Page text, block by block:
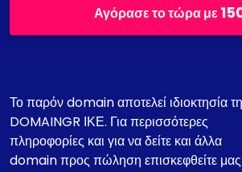
Αγόρασε το τώρα με
Το παρόν domain αποτελεί ιδιοκτησία
DOMAINGR ΙΚΕ. Για περισσότερες
πληροφορίες και για να δείτε και άλλα
domain προς πώληση επισκεφθείτε